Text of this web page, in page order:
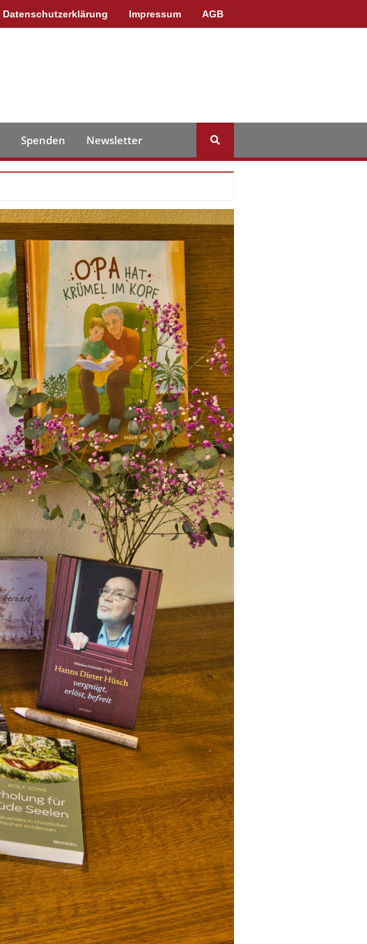
Datenschutzerklärung Impressum AGB
Spenden Newsletter